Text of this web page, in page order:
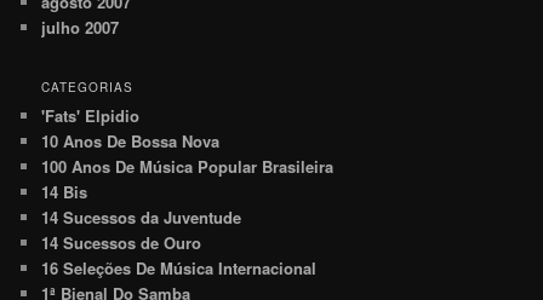
julho 2007
CATEGORIAS
'Fats' Elpidio
10 Anos De Bossa Nova
100 Anos De Música Popular Brasileira
14 Bis
14 Sucessos da Juventude
14 Sucessos de Ouro
16 Seleções De Música Internacional
1ª Bienal Do Samba